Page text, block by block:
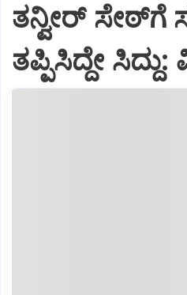
ತನ್ವೀರ್‌ ಸೇಠ್‌ಗೆ
ತಪ್ಪಿಸಿದ್ದೇ